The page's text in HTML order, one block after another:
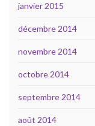
janvier 2015
décembre 2014
novembre 2014
octobre 2014
septembre 2014
août 2014